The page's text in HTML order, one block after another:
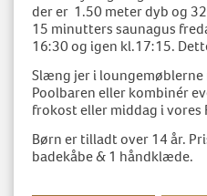
der er 1.50 meter dyb og
15 minutters saunagus
16:30 og igen kl.17:15.
Slæng jer i loungemøblerne
Poolbaren eller kombinér
frokost eller middag i vores
Børn er tilladt over 14 år.
badekåbe & 1 håndklæde.